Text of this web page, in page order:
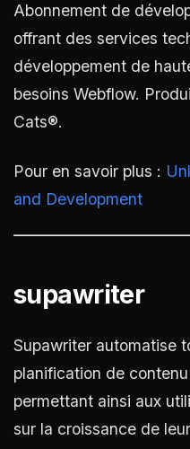
Abonnement de
offrant des services
développement de
besoins Webflow.
Cats®.
Pour en savoir plus :
and Development
supawriter
Supawriter automatise
planification de
permettant ainsi aux
sur la croissance de